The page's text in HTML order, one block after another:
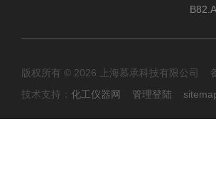
版权所有 © 2026 上海慕承科技有限公司
技术支持： 化工仪器网 管理登陆